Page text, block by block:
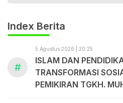
Index Berita
#
5 Agustus 2026 | 20:25
ISLAM DAN
TRANSFORMASI
PEMIKIRAN TGKH.